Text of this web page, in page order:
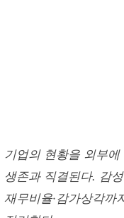
기업의 현황을 외부
생존과 직결된다. 감
재무비율·감가상각